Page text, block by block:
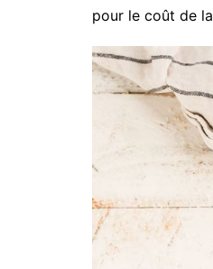
pour le coût de la